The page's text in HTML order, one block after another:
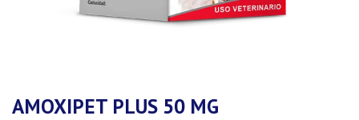
AMOXIPET PLUS 50 MG